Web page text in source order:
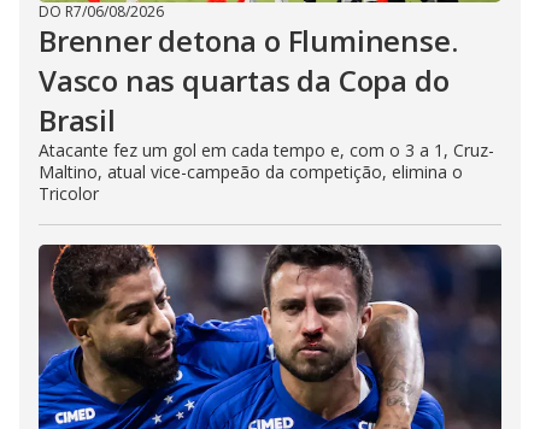
DO R7/06/08/2026
Brenner detona o Fluminense.
Vasco nas quartas da Copa do
Brasil
Atacante fez um gol em cada tempo e, com o 3 a 1, Cruz-
Maltino, atual vice-campeão da competição, elimina o
Tricolor